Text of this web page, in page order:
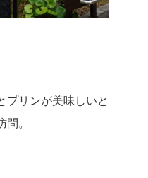
プリンが美味しいと
。